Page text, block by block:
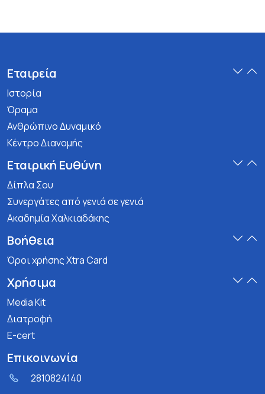
Εταιρεία
Ιστορία
Όραμα
Ανθρώπινο Δυναμικό
Κέντρο Διανομής
Εταιρική Ευθύνη
Δίπλα Σου
Συνεργάτες από γενιά σε γενιά
Ακαδημία Χαλκιαδάκης
Βοήθεια
Όροι χρήσης Xtra Card
Χρήσιμα
Media Kit
Διατροφή
E-cert
Επικοινωνία
2810824140